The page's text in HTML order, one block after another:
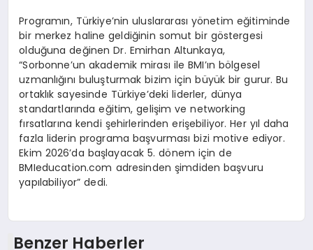
Programın, Türkiye’nin uluslararası yönetim eğitiminde
bir merkez haline geldiğinin somut bir göstergesi
olduğuna değinen Dr. Emirhan Altunkaya,
“Sorbonne’un akademik mirası ile BMI’ın bölgesel
uzmanlığını buluşturmak bizim için büyük bir gurur. Bu
ortaklık sayesinde Türkiye’deki liderler, dünya
standartlarında eğitim, gelişim ve networking
fırsatlarına kendi şehirlerinden erişebiliyor. Her yıl daha
fazla liderin programa başvurması bizi motive ediyor.
Ekim 2026’da başlayacak 5. dönem için de
BMIeducation.com adresinden şimdiden başvuru
yapılabiliyor” dedi.
Benzer Haberler